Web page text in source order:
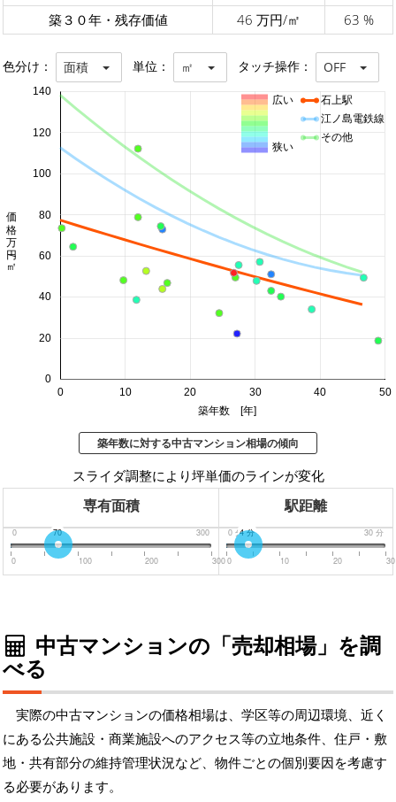
築３０年・残存価値
46 万円/㎡ 63 %
色分け： 面積 単位： ㎡ タッチ操作： OFF
0 10 20 30 40 50
0
20
40
60
80
100
120
140
築年数 [年]
価格 万円/㎡
石上駅
江ノ島電鉄線
その他
広い
狭い
築年数に対する中古マンション相場の傾向
スライダ調整により坪単価のラインが変化
専有面積 駅距離
0 300
70
0 100 200 300
0 分 30 分
4分
0 10 20 30
中古マンションの「売却相場」を調
べる
実際の中古マンションの価格相場は、学区等の周辺環境、近く
にある公共施設・商業施設へのアクセス等の立地条件、住戸・敷
地・共有部分の維持管理状況など、物件ごとの個別要因を考慮す
る必要があります。